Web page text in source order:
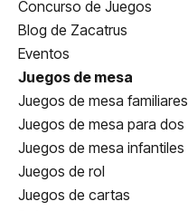
Concurso de Juegos
Blog de Zacatrus
Eventos
Juegos de mesa
Juegos de mesa familiares
Juegos de mesa para dos
Juegos de mesa infantiles
Juegos de rol
Juegos de cartas